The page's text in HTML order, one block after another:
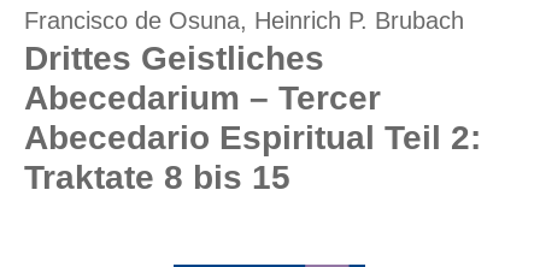
Francisco de Osuna, Heinrich P. Brubach
Drittes Geistliches
Abecedarium – Tercer
Abecedario Espiritual Teil 2:
Traktate 8 bis 15